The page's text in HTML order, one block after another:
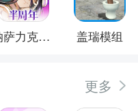
纳萨力克之王 盖瑞模组
更多